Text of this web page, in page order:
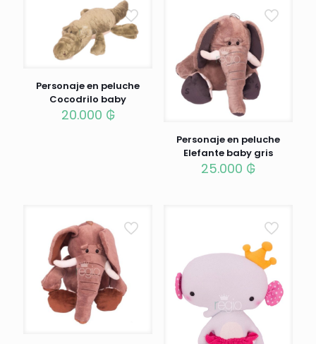
Personaje en peluche
Cocodrilo baby
20.000 ₲
Personaje en peluche
Elefante baby gris
25.000 ₲